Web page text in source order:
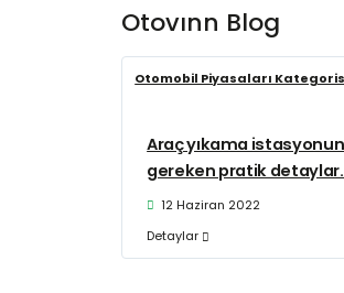
Otovınn Blog
Otomobil Piyasaları
Araç yıkama
gereken pratik
12 Haziran 2022
Detaylar